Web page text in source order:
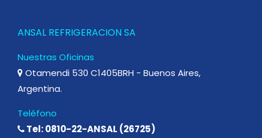
ANSAL REFRIGERACION SA
Nuestras Oficinas
Otamendi 530 C1405BRH - Buenos Aires,
Argentina.
Teléfono
Tel: 0810-22-ANSAL (26725)